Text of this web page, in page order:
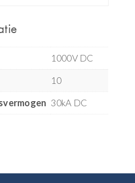
1000V DC
10
30kA DC